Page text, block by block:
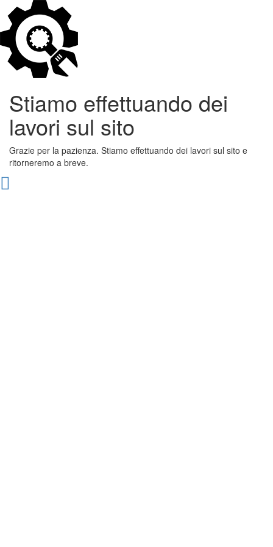
Stiamo effettuando dei
lavori sul sito
Grazie per la pazienza. Stiamo effettuando dei lavori sul sito e
ritorneremo a breve.